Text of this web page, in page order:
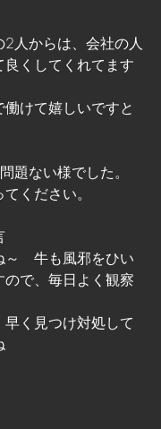
人からは、会社の人
良くしてくれてます
けて嬉しいですと
題ない様でした。
ください。
　牛も風邪をひい
で、毎日よく観察
く見つけ対処して